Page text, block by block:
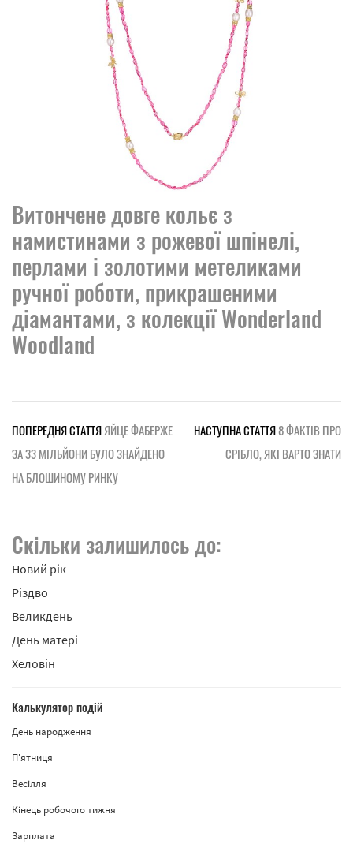
Витончене довге кольє з
намистинами з рожевої шпінелі,
перлами і золотими метеликами
ручної роботи, прикрашеними
діамантами, з колекції Wonderland
Woodland
ПОПЕРЕДНЯ СТАТТЯЯЙЦЕ ФАБЕРЖЕ
ЗА 33 МІЛЬЙОНИ БУЛО ЗНАЙДЕНО
НА БЛОШИНОМУ РИНКУ
НАСТУПНА СТАТТЯ8 ФАКТІВ ПРО
СРІБЛО, ЯКІ ВАРТО ЗНАТИ
Скільки залишилось до:
Новий рік
Різдво
Великдень
День матері
Хеловін
Калькулятор подій
День народження
П'ятниця
Весілля
Кінець робочого тижня
Зарплата